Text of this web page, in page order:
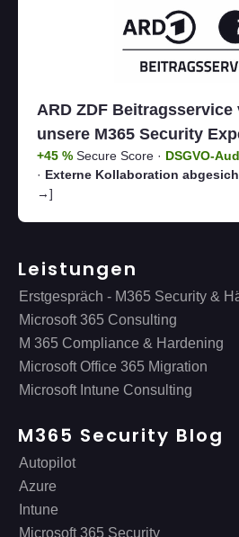
ARD ZDF
unsere M365 Security
+45 % Secure Score · DSGVO-
· Externe Kollaboration
→]
Leistungen
Erstgespräch - M365 Security &
Microsoft 365 Consulting
M 365 Compliance & Hardening
Microsoft Office 365 Migration
Microsoft Intune Consulting
M365 Security Blog
Autopilot
Azure
Intune
Microsoft 365 Security